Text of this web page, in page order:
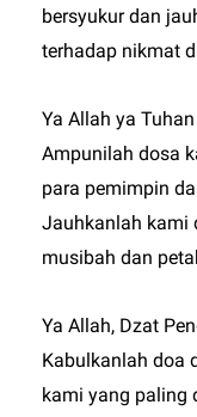
bersyukur dan
terhadap nikmat
Ya Allah ya
Ampunilah dosa
para pemimpin
Jauhkanlah kami
musibah dan
Ya Allah, Dzat
Kabulkanlah doa
kami yang paling